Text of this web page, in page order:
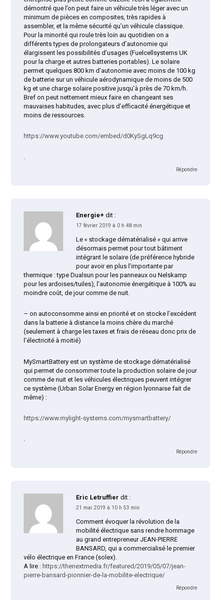
démontré que l’on peut faire un véhicule très léger avec un
minimum de pièces en composites, très rapides à
assembler, et la même sécurité qu’un véhicule classique.
Pour la minorité qui roule très loin au quotidien on a
différents types de prolongateurs d’autonomie qui
élargissent les possibilités d’usages (Fuelcellsystems UK
pour la charge et autres batteries portables). Le solaire
permet quelques 800 km d’autonomie avec moins de 100 kg
de batterie sur un véhicule aérodynamique de moins de 500
kg et une charge solaire positive jusqu’à près de 70 km/h.
Bref on peut nettement mieux faire en changeant ses
mauvaises habitudes, avec plus d’efficacité énergétique et
moins de ressources.
https://www.youtube.com/embed/d0KySgLq9cg
.
Répondre
Energie+ dit :
17 février 2019 à 0 h 48 min
Le « stockage dématérialisé » qui arrive
désormais permet pour tout bâtiment
intégrant le solaire (de préférence hybride
pour avoir en plus l’importante par
thermique : type Dualsun pour les panneaux ou Nelskamp
pour les ardoises/tuiles), l’autonomie énergétique à 100% au
moindre coût, de jour comme de nuit.
– on autoconsomme ainsi en priorité et on stocke l’excédent
dans la batterie à distance la moins chère du marché
(seulement à charge les taxes et frais de réseau donc prix de
l’électricité à moitié)
MySmartBattery est un système de stockage dématérialisé
qui permet de consommer toute la production solaire de jour
comme de nuit et les véhicules électriques peuvent intégrer
ce système (Urban Solar Energy en région lyonnaise fait de
même) :
https://www.mylight-systems.com/mysmartbattery/
.
Répondre
Eric Letruffier dit :
21 mai 2019 à 10 h 53 min
Comment évoquer la révolution de la
mobilité électrique sans rendre hommage
au grand entrepreneur JEAN-PIERRE
BANSARD, qui a commercialisé le premier
vélo électrique en France (solex).
A lire : https://thenextmedia.fr/featured/2019/05/07/jean-
pierre-bansard-pionnier-de-la-mobilite-electrique/
Répondre